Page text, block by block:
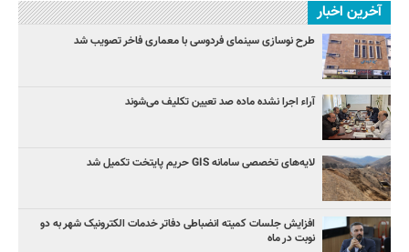
آخرین اخبار
طرح نوسازی سینمای فردوسی با معماری فاخر تصویب شد
آراء اجرا نشده ماده صد تعیین تکلیف می‌شوند
لایه‌های تخصصی سامانه GIS حریم پایتخت تکمیل شد
افزایش جلسات کمیته انضباطی دفاتر خدمات الکترونیک شهر به دو
نوبت در ماه